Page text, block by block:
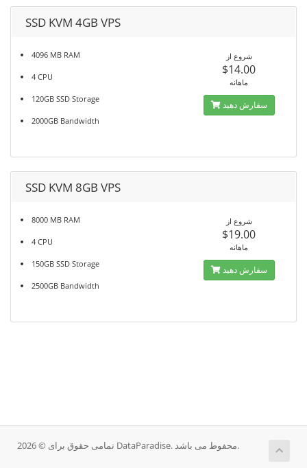
SSD KVM 4GB VPS
4096 MB RAM
4 CPU
120GB SSD Storage
2000GB Bandwidth
شروع از
$14.00
ماهانه
سفارش دهید
SSD KVM 8GB VPS
8000 MB RAM
4 CPU
150GB SSD Storage
2500GB Bandwidth
شروع از
$19.00
ماهانه
سفارش دهید
تمامی حقوق برای © 2026 DataParadise. محفوط می باشد.